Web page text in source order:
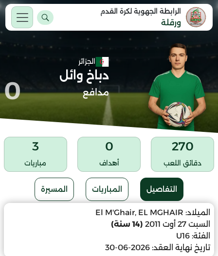
الرابطة الجهوية لكرة القدم
ورقلة
الجزائر
دباخ وائل
مدافع 0
270
دقائق اللعب
0
أهداف
3
مباريات
التفاصيل المباريات المسيرة
الميلاد: El M'Ghair, EL MGHAIR
السبت 27 أوت 2011
(14 سنة)
الفئة: U16
تاريخ نهاية العقد: 2026-06-30